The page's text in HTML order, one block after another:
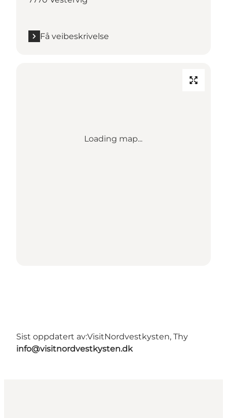
Få veibeskrivelse
Loading map...
Sist oppdatert av:VisitNordvestkysten, Thy
info@visitnordvestkysten.dk